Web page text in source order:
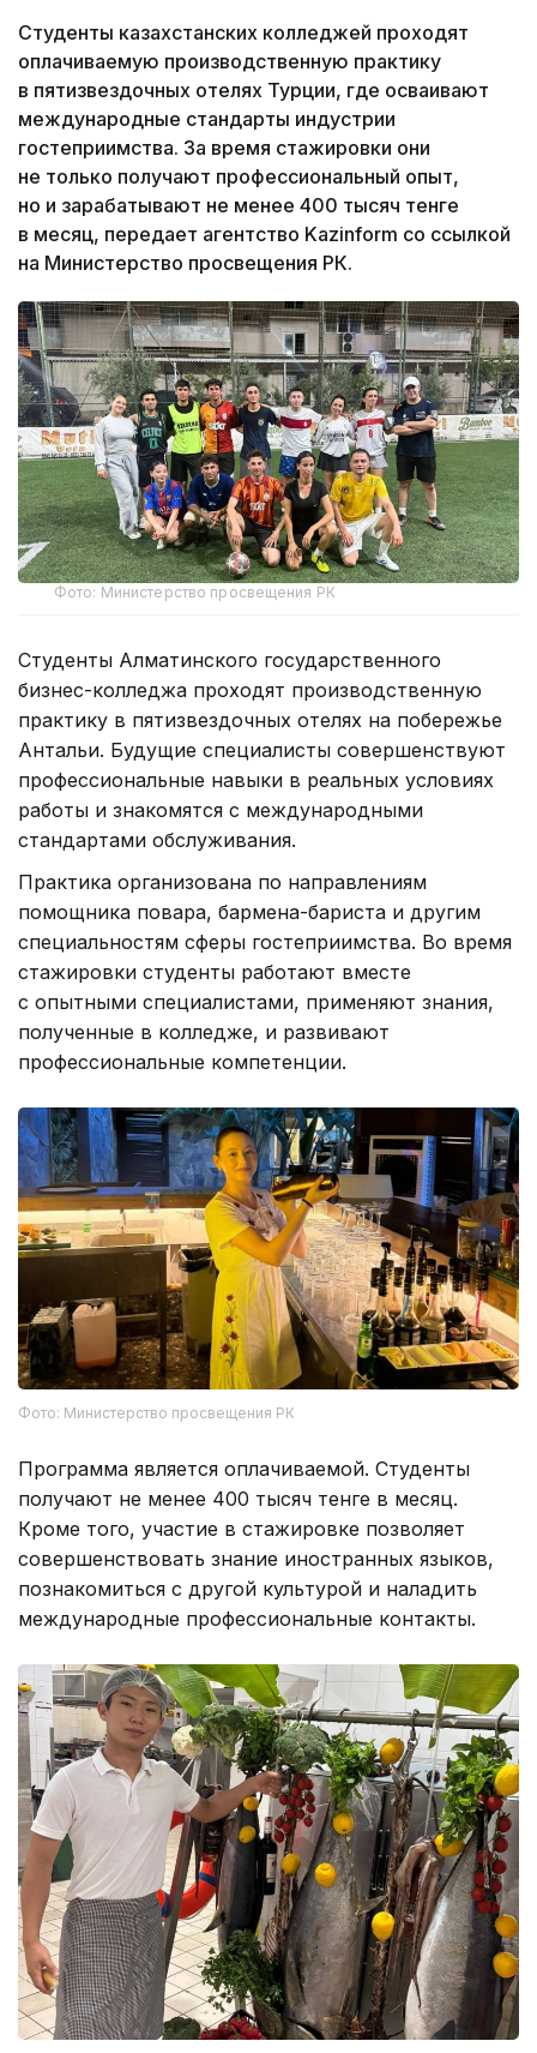
Студенты казахстанских колледжей проходят
оплачиваемую производственную практику
в пятизвездочных отелях Турции, где осваивают
международные стандарты индустрии
гостеприимства. За время стажировки они
не только получают профессиональный опыт,
но и зарабатывают не менее 400 тысяч тенге
в месяц, передает агентство Kazinform со ссылкой
на Министерство просвещения РК.
Фото: Министерство просвещения РК
Студенты Алматинского государственного
бизнес-колледжа проходят производственную
практику в пятизвездочных отелях на побережье
Антальи. Будущие специалисты совершенствуют
профессиональные навыки в реальных условиях
работы и знакомятся с международными
стандартами обслуживания.
Практика организована по направлениям
помощника повара, бармена-бариста и другим
специальностям сферы гостеприимства. Во время
стажировки студенты работают вместе
с опытными специалистами, применяют знания,
полученные в колледже, и развивают
профессиональные компетенции.
Фото: Министерство просвещения РК
Программа является оплачиваемой. Студенты
получают не менее 400 тысяч тенге в месяц.
Кроме того, участие в стажировке позволяет
совершенствовать знание иностранных языков,
познакомиться с другой культурой и наладить
международные профессиональные контакты.